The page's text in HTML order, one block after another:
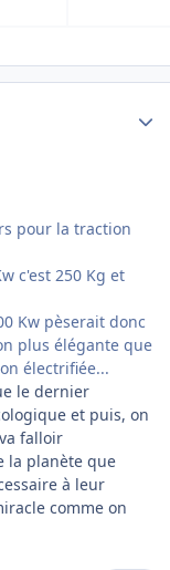
overview
pour la traction
c'est 250 Kg et
Kw pèserait donc
plus élégante que
électrifiée...
le dernier
et puis, on
falloir
la planète que
à leur
comme on